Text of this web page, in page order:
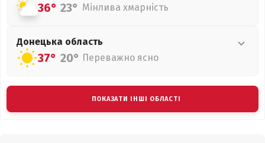
36° 23° Мінлива хмарність
Донецька область
37° 20° Переважно ясно
ПОКАЗАТИ ІНШІ ОБЛАСТІ